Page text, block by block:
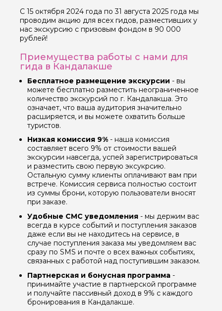
С 15 октября 2024 года по 31 августа 2025 года мы
проводим акцию для всех гидов, разместивших у
нас экскурсию с призовым фондом в 90 000
рублей!
Приемущества работы с нами для
гида в Кандалакше
Бесплатное размещение экскурсии - вы
можете бесплатно разместить неограниченное
количество экскурсий по г. Кандалакша. Это
означает, что ваша аудитория значительно
расширяется, и вы можете охватить больше
туристов.
Низкая комиссия 9% - наша комиссия
составляет всего 9% от стоимости вашей
экскурсии навсегда, успей зарегистрироваться
и разместить свою первую эксукрсию.
Остальную сумму клиенты оплачивают вам при
встрече. Комиссия сервиса полностью состоит
из суммы брони, которую пользователи вносят
при заказе.
Удобные СМС уведомления - мы держим вас
всегда в курсе событий и поступления заказов
даже если вы не находитесь на сервисе, в
случае поступления заказа мы уведомляем вас
сразу по SMS и почте о всех важных событиях,
связанных с работой над поступившим заказом.
Партнерская и бонусная программа -
принимайте участие в партнерской программе
и получайте пассивный доход в 9% с каждого
бронирования в Кандалакше.